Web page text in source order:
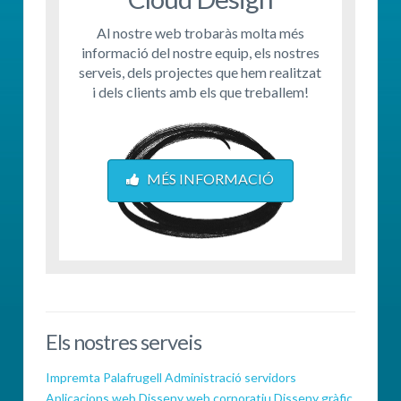
Al nostre web trobaràs molta més
informació del nostre equip, els nostres
serveis, dels projectes que hem realitzat
i dels clients amb els que treballem!
MÉS INFORMACIÓ
Els nostres serveis
Impremta Palafrugell Administració servidors